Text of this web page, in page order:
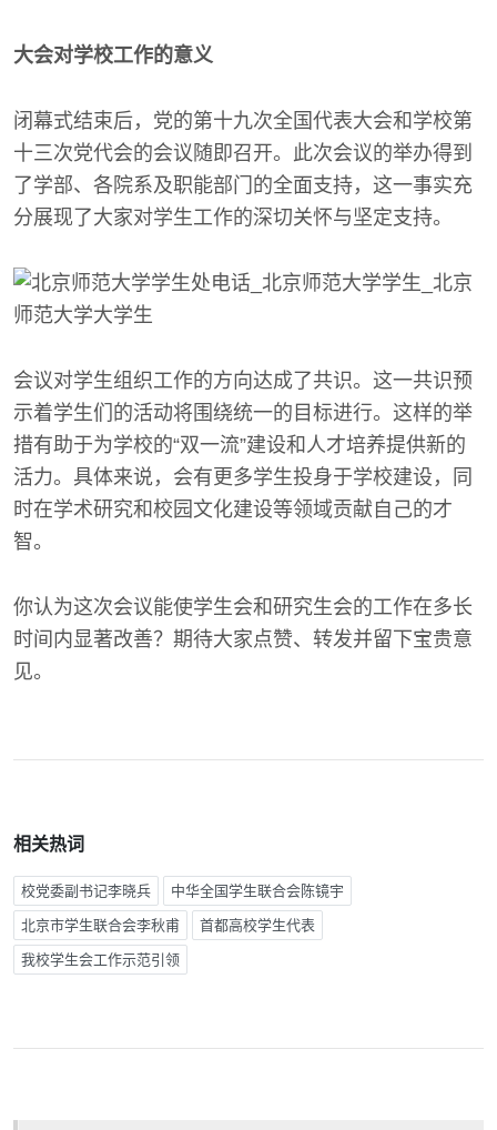
大会对学校工作的意义
闭幕式结束后，党的第十九次全国代表大会和学校第
十三次党代会的会议随即召开。此次会议的举办得到
了学部、各院系及职能部门的全面支持，这一事实充
分展现了大家对学生工作的深切关怀与坚定支持。
会议对学生组织工作的方向达成了共识。这一共识预
示着学生们的活动将围绕统一的目标进行。这样的举
措有助于为学校的“双一流”建设和人才培养提供新的
活力。具体来说，会有更多学生投身于学校建设，同
时在学术研究和校园文化建设等领域贡献自己的才
智。
你认为这次会议能使学生会和研究生会的工作在多长
时间内显著改善？期待大家点赞、转发并留下宝贵意
见。
相关热词
校党委副书记李晓兵 中华全国学生联合会陈镜宇
北京市学生联合会李秋甫 首都高校学生代表
我校学生会工作示范引领